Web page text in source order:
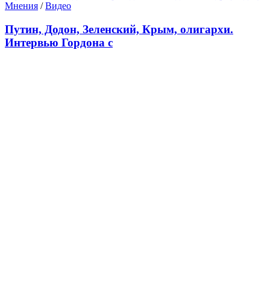
Мнения /Видео
Путин, Додон, Зеленский, Крым, олигархи.
Интервью Гордона с